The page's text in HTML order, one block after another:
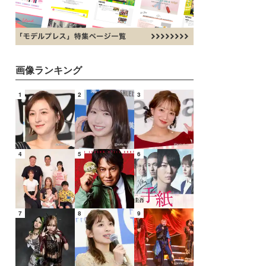
画像ランキング
1 2 3
4 5 6
7 8 9